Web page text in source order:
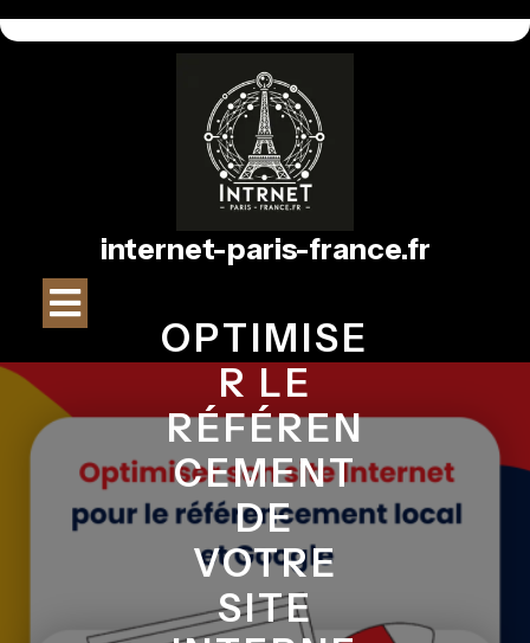
au
internet-paris-france.fr
OuvrirOPTIMISE
R LE
RÉFÉREN
CEMENT
DE
VOTRE
SITE